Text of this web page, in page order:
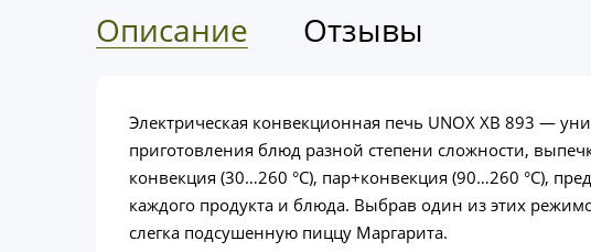
Описание Отзывы
Электрическая конвекционная печь UNOX XB 893 —
приготовления блюд разной степени сложности,
конвекция (30…260 °C), пар+конвекция (90…260 °C),
каждого продукта и блюда. Выбрав один из этих
слегка подсушенную пиццу Маргарита.